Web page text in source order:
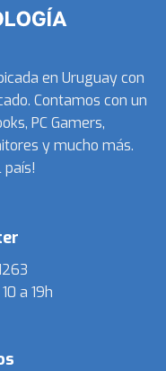
en Uruguay con
Contamos con un
PC Gamers,
y mucho más.
país!
a 19h